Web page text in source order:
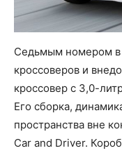
Седьмым номером в
кроссоверов и
кроссовер с 3,0-
Его сборка,
пространства вне
Car and Driver.